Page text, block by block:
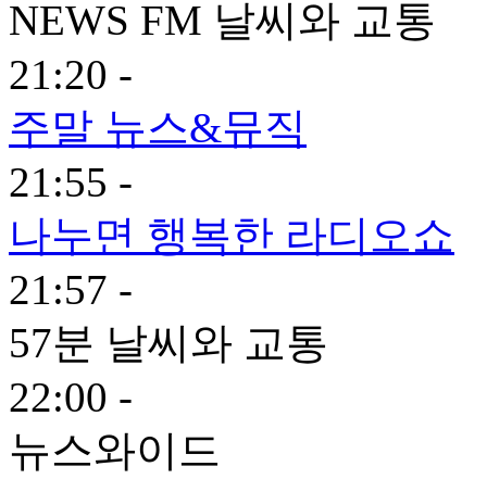
NEWS FM 날씨와 교통
21:20 -
주말 뉴스&뮤직
21:55 -
나누면 행복한 라디오쇼
21:57 -
57분 날씨와 교통
22:00 -
뉴스와이드